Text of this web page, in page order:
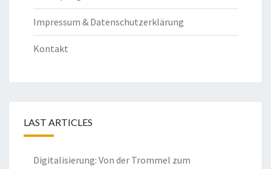
Impressum & Datenschutzerklärung
Kontakt
LAST ARTICLES
Digitalisierung: Von der Trommel zum